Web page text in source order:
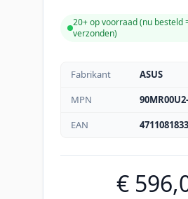
20+ op voorraad (nu besteld
verzonden)
Fabrikant
ASUS
MPN
EAN
€